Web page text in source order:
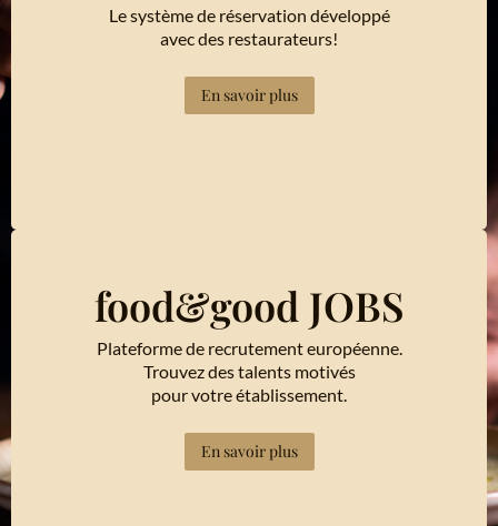
Le système de réservation développé
avec des restaurateurs!
En savoir plus
food&good JOBS
Plateforme de recrutement européenne.
Trouvez des talents motivés
pour votre établissement.
En savoir plus